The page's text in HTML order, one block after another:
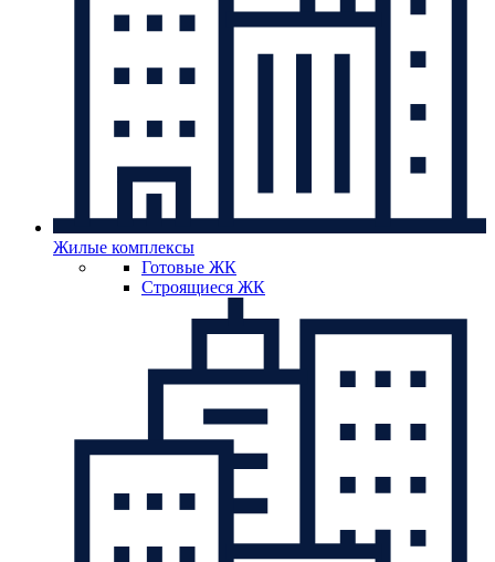
Жилые комплексы
Готовые ЖК
Строящиеся ЖК